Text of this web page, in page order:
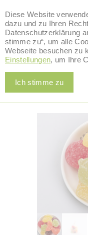
Alle Produkte
Home/Alle
VEGAN
Diese Website
dazu und zu Ihren
Datenschutzerklärung
stimme zu“, um alle
Webseite besuchen zu
Einstellungen, um Ihre
Ich stimme zu